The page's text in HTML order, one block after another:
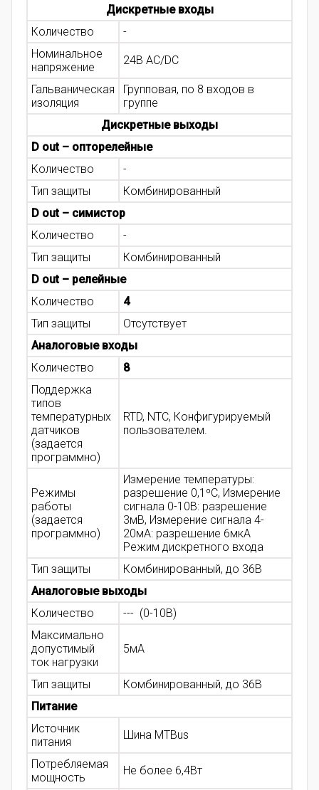
Дискретные входы
Количество
-
Номинальное
напряжение
24В AC/DC
Гальваническая
изоляция
Групповая, по 8 входов в
группе
Дискретные выходы
D out – опторелейные
Количество
-
Тип защиты
Комбинированный
D out – симистор
Количество
-
Тип защиты
Комбинированный
D out – релейные
Количество
4
Тип защиты
Отсутствует
Аналоговые входы
Количество
8
Поддержка
типов
температурных
датчиков
(задается
программно)
RTD, NTC, Конфигурируемый
пользователем.
Режимы
работы
(задается
программно)
Измерение температуры:
разрешение 0,1ºC, Измерение
сигнала 0-10В: разрешение
3мВ, Измерение сигнала 4-
20мА: разрешение 6мкА
Режим дискретного входа
Тип защиты
Комбинированный, до 36В
Аналоговые выходы
Количество
--- (0-10В)
Максимально
допустимый
ток нагрузки
5мА
Тип защиты
Комбинированный, до 36В
Питание
Источник
питания
Шина MTBus
Потребляемая
мощность
Не более 6,4Вт